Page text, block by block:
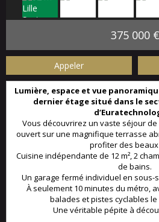
375 000 €
Appeler
Lumière, espace et vue
dernier étage situé dans le
Vous découvrirez un vaste séjour de
ouvert sur une magnifique terrasse
profiter des
Cuisine indépendante de 12 m², 2
de bains.
Un garage fermé individuel en sous-
À seulement 10 minutes du métro,
balades et pistes cyclables le
Une véritable pépite à